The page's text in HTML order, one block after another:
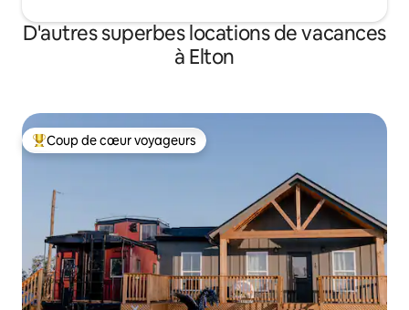
D'autres superbes locations de vacances
à Elton
Coup de cœur voyageurs parmi les plus aimés
Coup de cœur voyageurs